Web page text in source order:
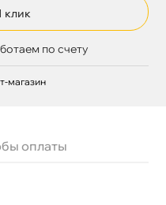
клик
по счету
магазин
оплаты